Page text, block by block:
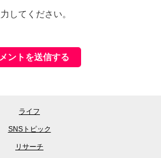
してください。
ライフ
SNSトピック
リサーチ